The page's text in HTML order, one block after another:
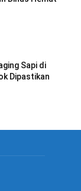
Sapi di
Dipastikan